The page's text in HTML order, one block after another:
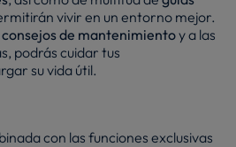
vivir en un entorno mejor.
consejos de mantenimientoy a las
podrás cuidar tus
su vida útil.
con las funciones exclusivas